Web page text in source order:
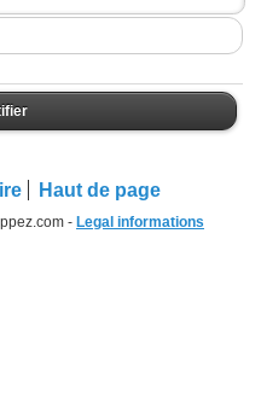
Haut de page
- Legal informations